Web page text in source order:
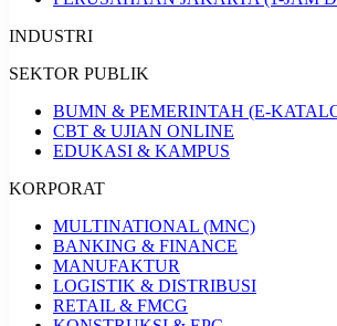
INDUSTRI
SEKTOR PUBLIK
BUMN & PEMERINTAH (E-
CBT & UJIAN ONLINE
EDUKASI & KAMPUS
KORPORAT
MULTINATIONAL (MNC)
BANKING & FINANCE
MANUFAKTUR
LOGISTIK & DISTRIBUSI
RETAIL & FMCG